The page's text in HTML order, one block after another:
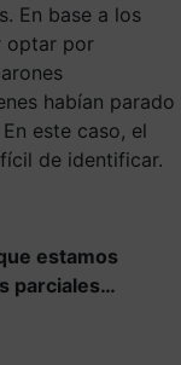
En base a los
optar por
habían parado
este caso, el
de identificar.
estamos
parciales…